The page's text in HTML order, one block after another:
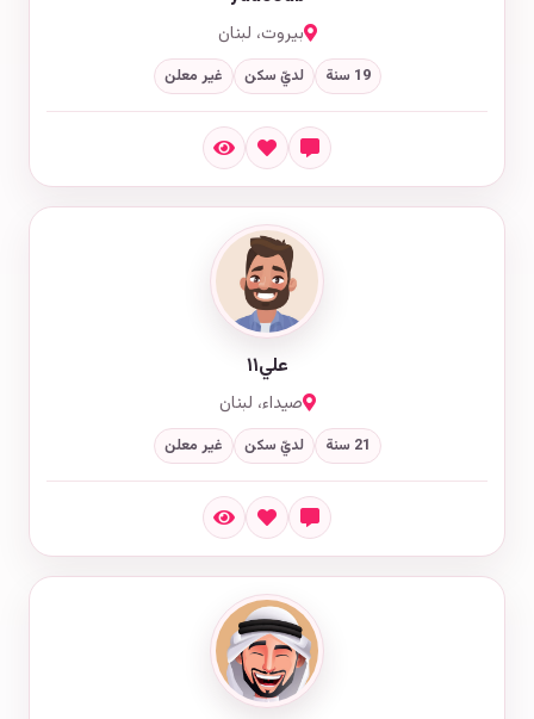
بيروت، لبنان
19 سنة لديّ سكن غير معلن
علي١١
صيداء، لبنان
21 سنة لديّ سكن غير معلن